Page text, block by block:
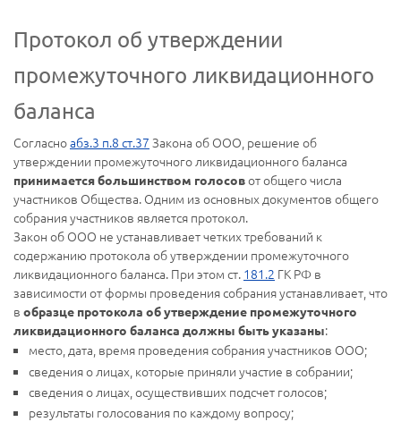
Протокол об утверждении
промежуточного ликвидационного
баланса
Согласноабз.3 п.8 ст.37 Закона об ООО, решение об
утверждении промежуточного ликвидационного баланса
принимается большинством голосовот общего числа
участников Общества. Одним из основных документов общего
собрания участников является протокол.
Закон об ООО не устанавливает четких требований к
содержанию протокола об утверждении промежуточного
ликвидационного баланса. При этом ст. 181.2 ГК РФ в
зависимости от формы проведения собрания устанавливает, что
в образце протокола об утверждение промежуточного
ликвидационного баланса должны быть указаны:
место, дата, время проведения собрания участников ООО;
сведения о лицах, которые приняли участие в собрании;
сведения о лицах, осуществивших подсчет голосов;
результаты голосования по каждому вопросу;